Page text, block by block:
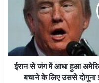
THAAD
ईरान से जंग में आधा हुआ
बचाने के लिए उससे दोगुना